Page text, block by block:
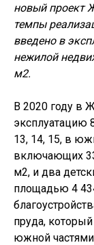
новый проект
темпы
введено в
нежилой
м2.
В 2020 году в
эксплуатацию
13, 14, 15, в
включающих
м2, и два
площадью 4
пруда,
южной